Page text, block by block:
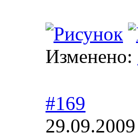
Изменено:
#169